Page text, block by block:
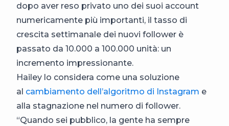
dopo aver reso privato uno dei suoi account
numericamente più importanti, il tasso di
crescita settimanale dei nuovi follower è
passato da 10.000 a 100.000 unità: un
incremento impressionante.
Hailey lo considera come una soluzione
al cambiamento dell’algoritmo di Instagram e
alla stagnazione nel numero di follower.
“Quando sei pubblico, la gente ha sempre